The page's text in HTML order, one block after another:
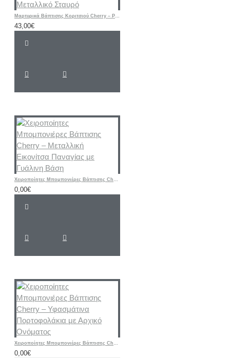
Μαρτυρικά Βάπτισης Κοριτσιού Cherry – Ροζ & Μπεζ Βραχιόλια με Δερμάτινο Κορδόνι και Μεταλλικό Σταυρό
43,00€
Χειροποίητες Μπομπονιέρες Βάπτισης Cherry – Μεταλλική Εικονίτσα Παναγίας με Γυάλινη Βάση
0,00€
Χειροποίητες Μπομπονιέρες Βάπτισης Cherry – Υφασμάτινα Πορτοφολάκια με Αρχικό Ονόματος
0,00€